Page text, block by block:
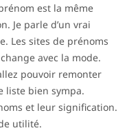
est la même
Je parle d’un vrai
Les sites de prénoms
avec la mode.
pouvoir remonter
liste bien sympa.
et leur signification.
utilité.